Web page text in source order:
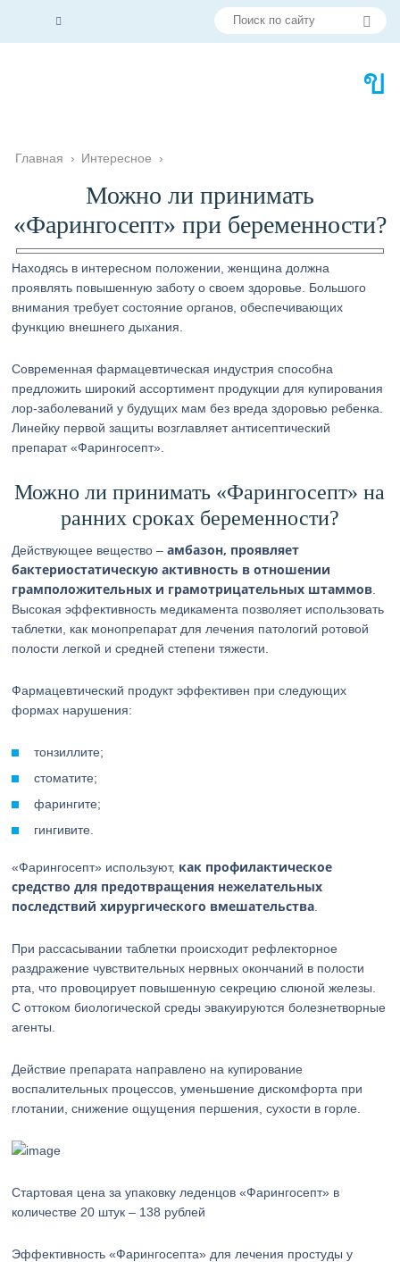
Главная › Интересное ›
Можно ли принимать
«Фарингосепт» при беременности?
Находясь в интересном положении, женщина должна
проявлять повышенную заботу о своем здоровье. Большого
внимания требует состояние органов, обеспечивающих
функцию внешнего дыхания.
Современная фармацевтическая индустрия способна
предложить широкий ассортимент продукции для купирования
лор-заболеваний у будущих мам без вреда здоровью ребенка.
Линейку первой защиты возглавляет антисептический
препарат «Фарингосепт».
Можно ли принимать «Фарингосепт» на
ранних сроках беременности?
Действующее вещество –амбазон, проявляет
бактериостатическую активность в отношении
грамположительных и грамотрицательных штаммов
Высокая эффективность медикамента позволяет использовать
таблетки, как монопрепарат для лечения патологий ротовой
полости легкой и средней степени тяжести.
Фармацевтический продукт эффективен при следующих
формах нарушения:
тонзиллите;
стоматите;
фарингите;
гингивите.
«Фарингосепт» используют, как профилактическое
средство для предотвращения нежелательных
последствий хирургического вмешательства
При рассасывании таблетки происходит рефлекторное
раздражение чувствительных нервных окончаний в полости
рта, что провоцирует повышенную секрецию слюной железы.
С оттоком биологической среды эвакуируются болезнетворные
агенты.
Действие препарата направлено на купирование
воспалительных процессов, уменьшение дискомфорта при
глотании, снижение ощущения першения, сухости в горле.
Стартовая цена за упаковку леденцов «Фарингосепт» в
количестве 20 штук – 138 рублей
Эффективность «Фарингосепта» для лечения простуды у